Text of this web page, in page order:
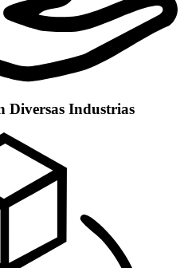
Diversas Industrias